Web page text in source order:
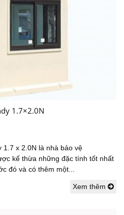
1.7×2.0N
1.7 x 2.0N là nhà bảo vệ
kế thừa những đặc tính tốt nhất
đó và có thêm một...
Xem thêm